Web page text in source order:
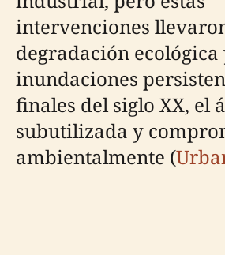
intervenciones
degradación ecológica
inundaciones
finales del siglo XX, el
subutilizada y
ambientalmente (